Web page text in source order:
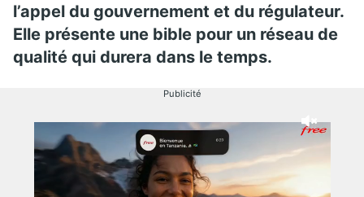
l’appel du gouvernement et du régulateur.
Elle présente une bible pour un réseau de
qualité qui durera dans le temps.
Publicité